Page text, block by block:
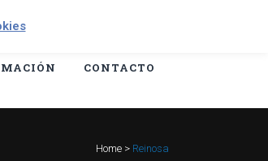
CONTACTO
Home > Reinosa